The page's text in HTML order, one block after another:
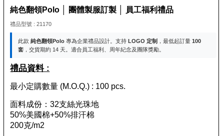
純色翻領Polo │ 團體製服訂製 │ 員工福利禮品
禮品型號 : 21170
此款 純色翻領Polo專為企業禮品設計。支持 LOGO 定制 ，最低起訂量 100
套，交貨期約 14 天。適合員工福利、周年紀念及團隊獎勵。
禮品資料 :
最小定購數量 (M.O.Q.) : 100 pcs.
面料成份：32支絲光珠地
50%美國棉+50%排汗棉
200克/m2